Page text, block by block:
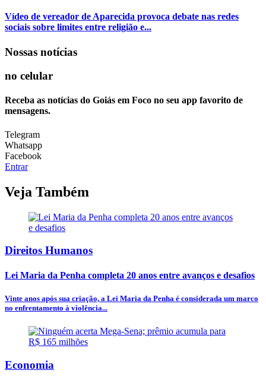
Vídeo de vereador de Aparecida provoca debate nas redes
sociais sobre limites entre religião e...
Nossas notícias
no celular
Receba as notícias do Goiás em Foco no seu app favorito de
mensagens.
Telegram
Whatsapp
Facebook
Entrar
Veja Também
Direitos Humanos
Lei Maria da Penha completa 20 anos entre avanços e desafios
Vinte anos após sua criação, a Lei Maria da Penha é considerada um marco
no enfrentamento à violência...
Economia